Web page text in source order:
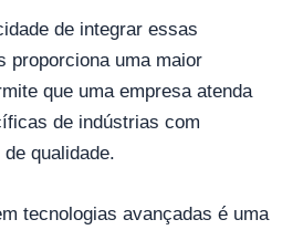
de integrar essas
proporciona uma maior
que uma empresa atenda
de indústrias com
qualidade.
tecnologias avançadas é uma